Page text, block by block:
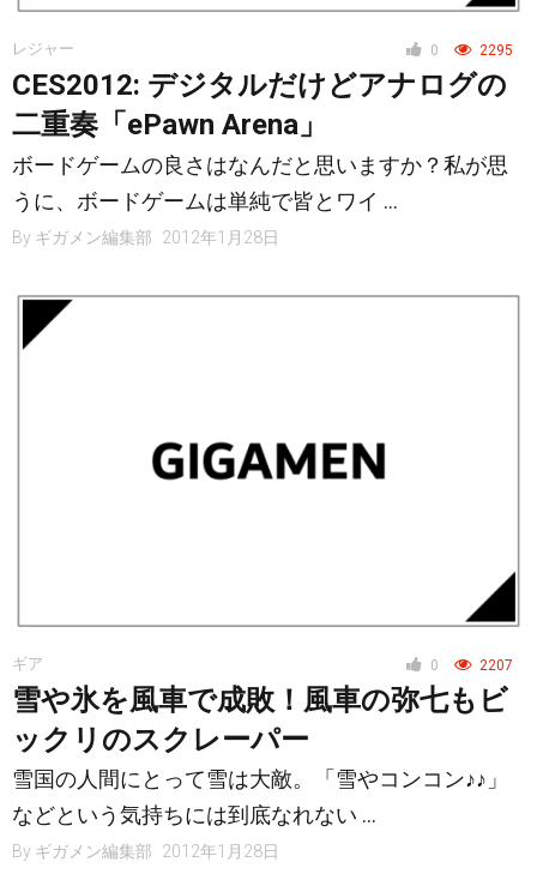
0 2295
レジャー
CES2012: デジタルだけどアナログの
二重奏「ePawn Arena」
ボードゲームの良さはなんだと思いますか？私が思
うに、ボードゲームは単純で皆とワイ …
By ギガメン編集部 2012年1月28日
0 2207
ギア
雪や氷を風車で成敗！風車の弥七もビ
ックリのスクレーパー
雪国の人間にとって雪は大敵。「雪やコンコン♪♪」
などという気持ちには到底なれない …
By ギガメン編集部 2012年1月28日